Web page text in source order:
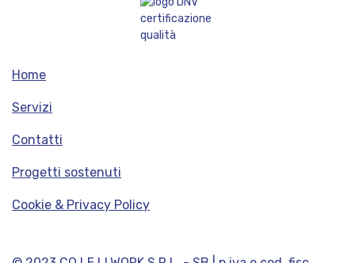
Home
Servizi
Contatti
Progetti sostenuti
Cookie & Privacy Policy